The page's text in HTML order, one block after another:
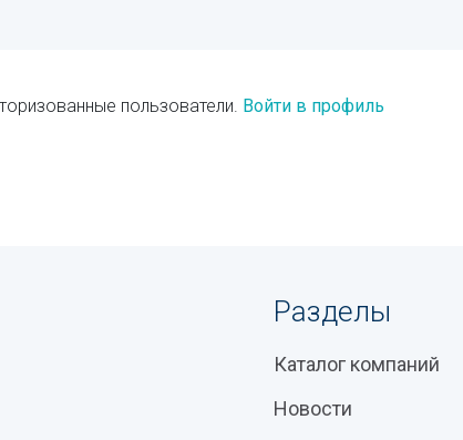
пользователи. Войти в профиль
Разделы
Каталог компаний
Новости